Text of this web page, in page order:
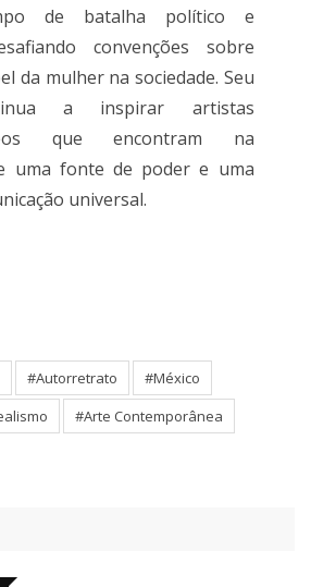
de batalha político e
convenções sobre
da mulher na sociedade. Seu
a inspirar artistas
que encontram na
uma fonte de poder e uma
universal.
#Autorretrato
#México
#Arte Contemporânea